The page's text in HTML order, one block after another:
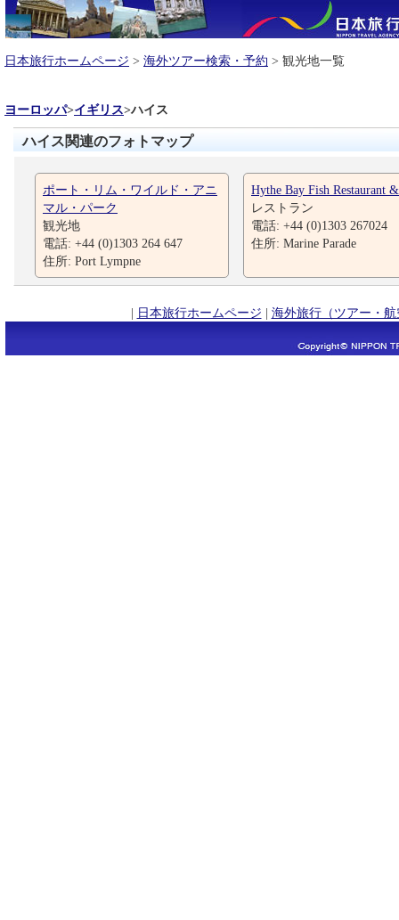
日本旅行ホームページ > 海外ツアー検索・予約 > 観光地一覧
ヨーロッパ>イギリス>ハイス
ハイス関連のフォトマップ
ポート・リム・ワイルド・アニ
マル・パーク
観光地
電話: +44 (0)1303 264 647
住所: Port Lympne
Hythe Bay Fish Restaurant
レストラン
電話: +44 (0)1303 267024
住所: Marine Parade
| 日本旅行ホームページ | 海外旅行（ツアー・航